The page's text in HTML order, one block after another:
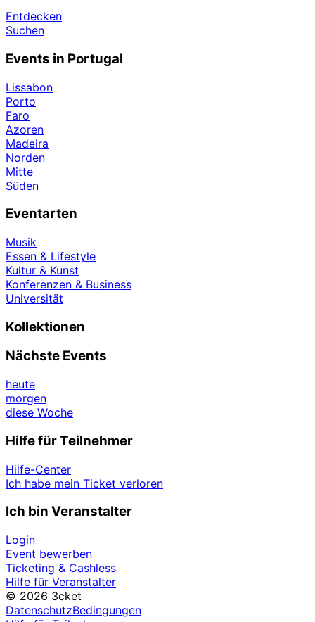
Entdecken
Suchen
Events in Portugal
Lissabon
Porto
Faro
Azoren
Madeira
Norden
Mitte
Süden
Eventarten
Musik
Essen & Lifestyle
Kultur & Kunst
Konferenzen & Business
Universität
Kollektionen
Nächste Events
heute
morgen
diese Woche
Hilfe für Teilnehmer
Hilfe-Center
Ich habe mein Ticket verloren
Ich bin Veranstalter
Login
Event bewerben
Ticketing & Cashless
Hilfe für Veranstalter
© 2026 3cket
DatenschutzBedingungen